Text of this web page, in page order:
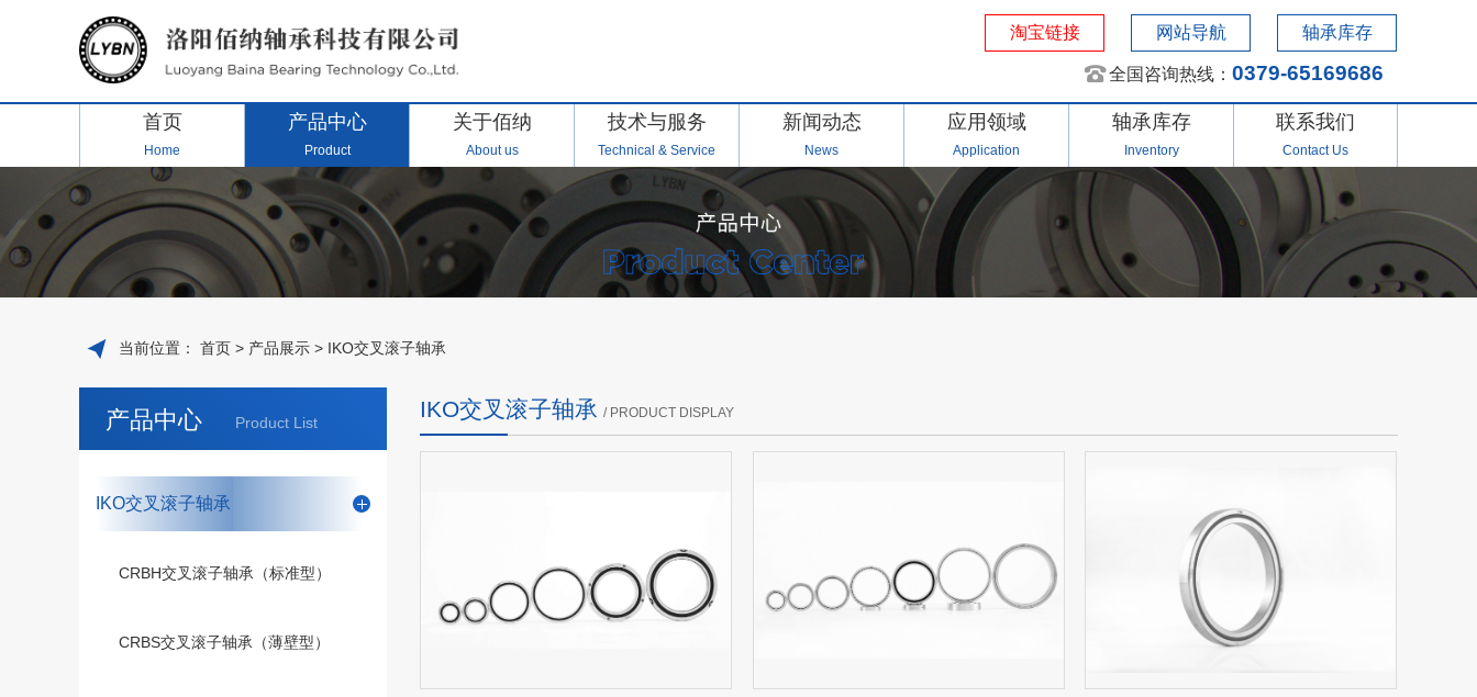
淘宝链接 网站导航 轴承库存
全国咨询热线：0379-65169686
首页
Home
产品中心
Product
关于佰纳
About us
技术与服务
Technical & Service
新闻动态
News
应用领域
Application
轴承库存
Inventory
联系我们
Contact Us
当前位置： 首页 > 产品展示 > IKO交叉滚子轴承
产品中心 Product List
IKO交叉滚子轴承
CRBH交叉滚子轴承（标准型）
CRBS交叉滚子轴承（薄壁型）
IKO交叉滚子轴承 / PRODUCT DISPLAY